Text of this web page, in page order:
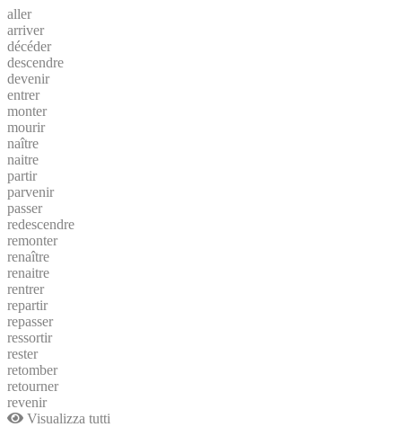
aller
arriver
décéder
descendre
devenir
entrer
monter
mourir
naître
naitre
partir
parvenir
passer
redescendre
remonter
renaître
renaitre
rentrer
repartir
repasser
ressortir
rester
retomber
retourner
revenir
Visualizza tutti